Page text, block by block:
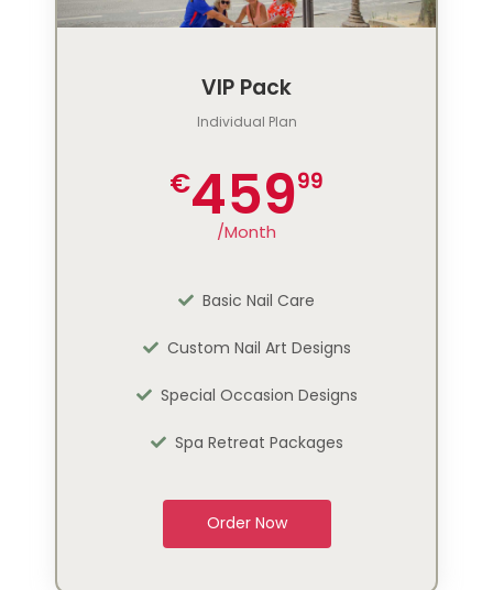
VIP Pack
Individual Plan
€45999
/Month
Basic Nail Care
Custom Nail Art Designs
Special Occasion Designs
Spa Retreat Packages
Order Now